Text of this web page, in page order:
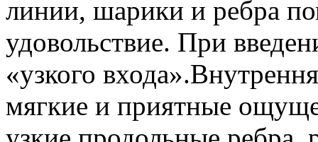
линии, шарики и ребра
удовольствие. При
«узкого
мягкие и приятные